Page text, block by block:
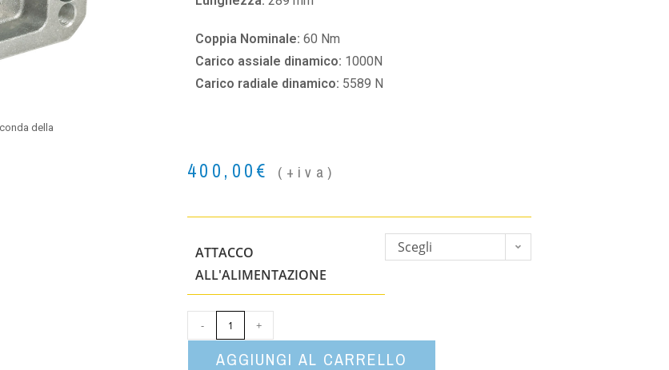
della
Coppia Nominale: 60 Nm
Carico assiale dinamico: 1000N
Carico radiale dinamico: 5589 N
400,00€ (+iva)
ATTACCO
ALL'ALIMENTAZIONE
Scegli
- +
AGGIUNGI AL CARRELLO